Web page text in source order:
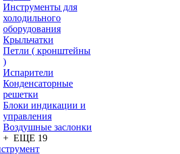
Инструменты для
холодильного
оборудования
Крыльчатки
Петли ( кронштейны
)
Испарители
Конденсаторные
решетки
Блоки индикации и
управления
Воздушные заслонки
+ ЕЩЕ 19